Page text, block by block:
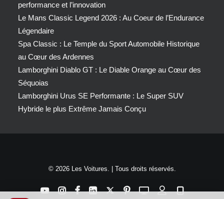
performance et l’innovation
Le Mans Classic Legend 2026 : Au Coeur de l’Endurance
Légendaire
Spa Classic : Le Temple du Sport Automobile Historique
au Cœur des Ardennes
Lamborghini Diablo GT : Le Diable Orange au Cœur des
Séquoias
Lamborghini Urus SE Performante : Le Super SUV
Hybride le plus Extrême Jamais Conçu
© 2026 Les Voitures. | Tous droits réservés.